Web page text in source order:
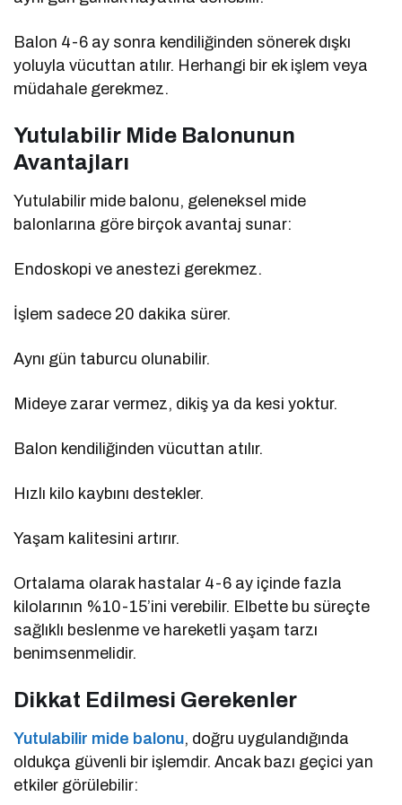
Balon 4-6 ay sonra kendiliğinden sönerek dışkı
yoluyla vücuttan atılır. Herhangi bir ek işlem veya
müdahale gerekmez.
Yutulabilir Mide Balonunun
Avantajları
Yutulabilir mide balonu, geleneksel mide
balonlarına göre birçok avantaj sunar:
Endoskopi ve anestezi gerekmez.
İşlem sadece 20 dakika sürer.
Aynı gün taburcu olunabilir.
Mideye zarar vermez, dikiş ya da kesi yoktur.
Balon kendiliğinden vücuttan atılır.
Hızlı kilo kaybını destekler.
Yaşam kalitesini artırır.
Ortalama olarak hastalar 4-6 ay içinde fazla
kilolarının %10-15’ini verebilir. Elbette bu süreçte
sağlıklı beslenme ve hareketli yaşam tarzı
benimsenmelidir.
Dikkat Edilmesi Gerekenler
Yutulabilir mide balonu, doğru uygulandığında
oldukça güvenli bir işlemdir. Ancak bazı geçici yan
etkiler görülebilir: